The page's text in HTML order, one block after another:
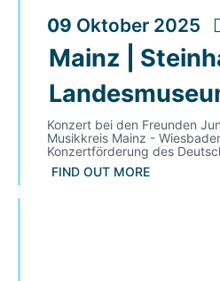
09 Oktober 2025
Mainz |
Konzert bei den Freunden
Musikkreis Mainz -
Konzertförderung des
FIND OUT MORE